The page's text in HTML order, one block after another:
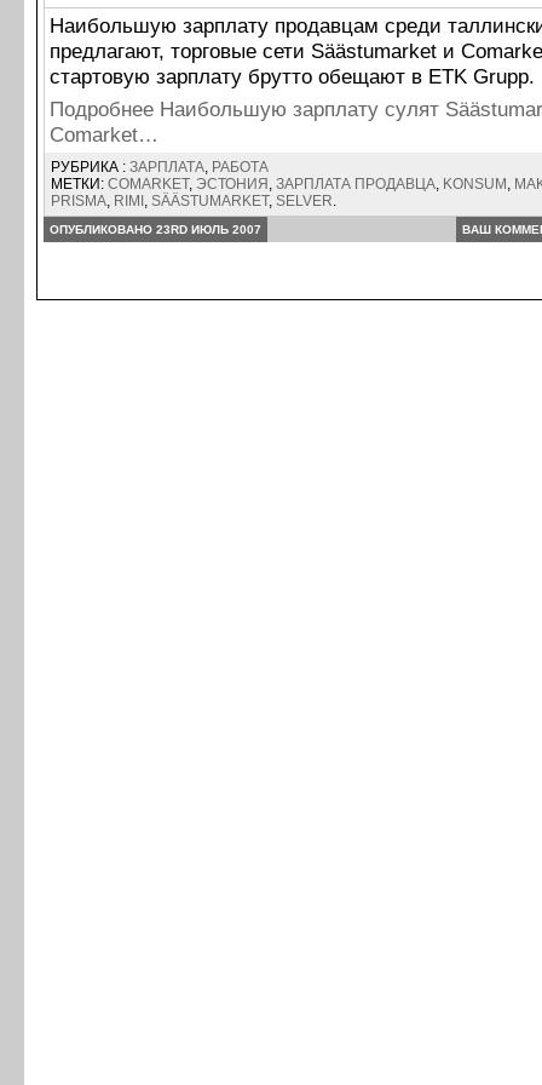
Наибольшую зарплату продавцам среди
предлагают, торговые сети Säästumarket и
стартовую зарплату брутто обещают в ETK Grupp.
Подробнее Наибольшую зарплату сулят
Comarket…
РУБРИКА : ЗАРПЛАТА, РАБОТА
МЕТКИ: COMARKET, ЭСТОНИЯ , ЗАРПЛАТА ПРОДАВЦА, KONSUM ,
PRISMA, RIMI , SÄÄSTUMARKET, SELVER.
ОПУБЛИКОВАНО 23RD ИЮЛЬ 2007 ВАШ